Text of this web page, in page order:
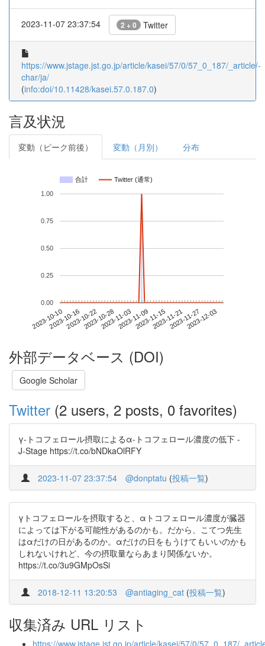
2023-11-07 23:37:54 2 + 0 Twitter
https://www.jstage.jst.go.jp/article/kasei/57/0/57_0_187/_article/-
char/ja/
(info:doi/10.11428/kasei.57.0.187.0)
言及状況
変動（ピーク前後） 変動（月別） 分布
合計 Twitter (通常)
2023-10-102023-10-162023-10-222023-10-282023-11-032023-11-092023-11-152023-11-212023-11-272023-12-03
0.00
0.25
0.50
0.75
1.00
外部データベース (DOI)
Google Scholar
Twitter (2 users, 2 posts, 0 favorites)
γ-トコフェロール摂取によるα-トコフェロール濃度の低下 -
J-Stage https://t.co/bNDkaOlRFY
2023-11-07 23:37:54 @donptatu (投稿一覧)
γトコフェロールを摂取すると、αトコフェロール濃度が臓器
によっては下がる可能性があるのかも。だから、こてつ先生
はαだけの日があるのか。αだけの日をもうけてもいいのかも
しれないけれど、今の摂取量ならあまり関係ないか。
https://t.co/3u9GMpOsSi
2018-12-11 13:20:53 @antiaging_cat (投稿一覧)
収集済み URL リスト
https://www.jstage.jst.go.jp/article/kasei/57/0/57_0_187/